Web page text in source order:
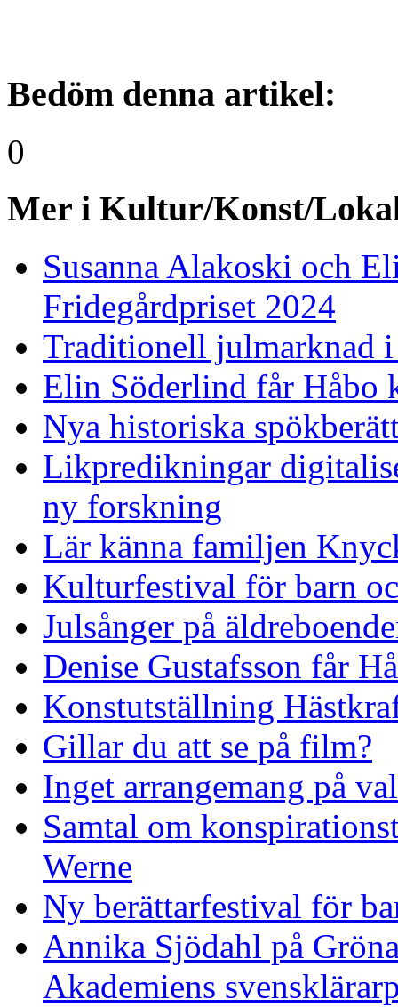
Bedöm denna artikel:
0
Mer i Kultur/Konst/
Susanna Alakoski och
Fridegårdpriset 2024
Traditionell julmarknad
Elin Söderlind får Håbo
Nya historiska
Likpredikningar
ny forskning
Lär känna familjen
Kulturfestival för barn
Julsånger på
Denise Gustafsson får
Konstutställning
Gillar du att se på film?
Inget arrangemang på
Samtal om
Werne
Ny berättarfestival för
Annika Sjödahl på
Akademiens